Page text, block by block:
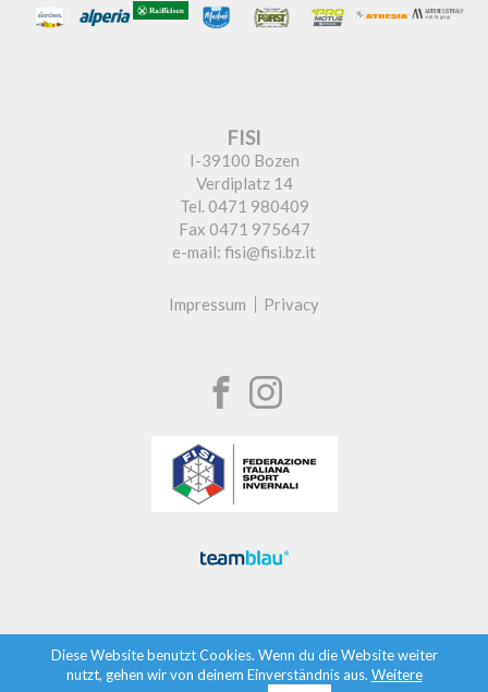
FISI
I-39100 Bozen
Verdiplatz 14
Tel. 0471 980409
Fax 0471 975647
e-mail: fisi@fisi.bz.it
Impressum Privacy
Diese Website benutzt Cookies. Wenn du die Website weiter
nutzt, gehen wir von deinem Einverständnis aus. Weitere